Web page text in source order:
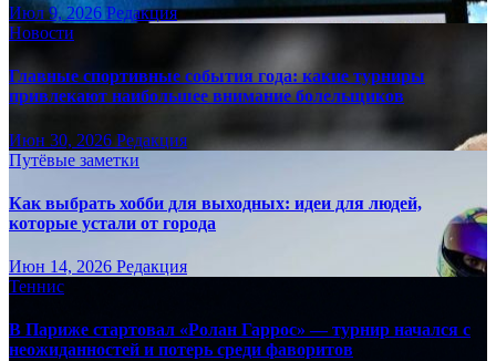
Июл 9, 2026 Редакция
Новости
Главные спортивные события года: какие турниры
привлекают наибольшее внимание болельщиков
Июн 30, 2026 Редакция
Путёвые заметки
Как выбрать хобби для выходных: идеи для людей,
которые устали от города
Июн 14, 2026 Редакция
Теннис
В Париже стартовал «Ролан Гаррос» — турнир начался с
неожиданностей и потерь среди фаворитов